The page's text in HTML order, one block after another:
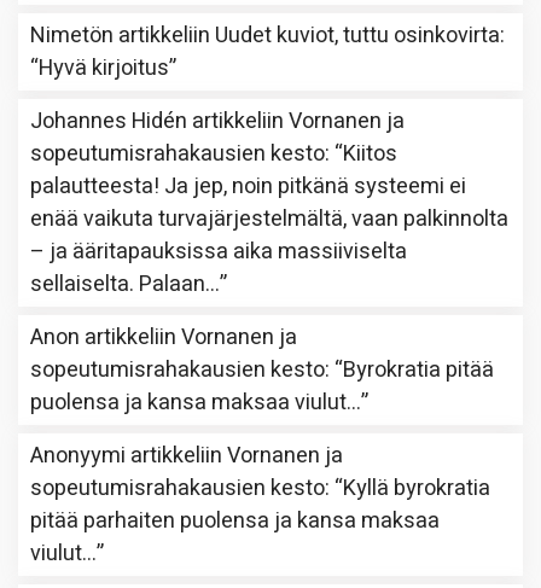
Nimetön artikkeliin Uudet kuviot, tuttu osinkovirta:
“Hyvä kirjoitus”
Johannes Hidén artikkeliinVornanen ja
sopeutumisrahakausien kesto: “Kiitos
palautteesta! Ja jep, noin pitkänä systeemi ei
enää vaikuta turvajärjestelmältä, vaan palkinnolta
– ja ääritapauksissa aika massiiviselta
sellaiselta. Palaan…”
Anon artikkeliinVornanen ja
sopeutumisrahakausien kesto: “Byrokratia pitää
puolensa ja kansa maksaa viulut…”
Anonyymi artikkeliinVornanen ja
sopeutumisrahakausien kesto: “Kyllä byrokratia
pitää parhaiten puolensa ja kansa maksaa
viulut…”